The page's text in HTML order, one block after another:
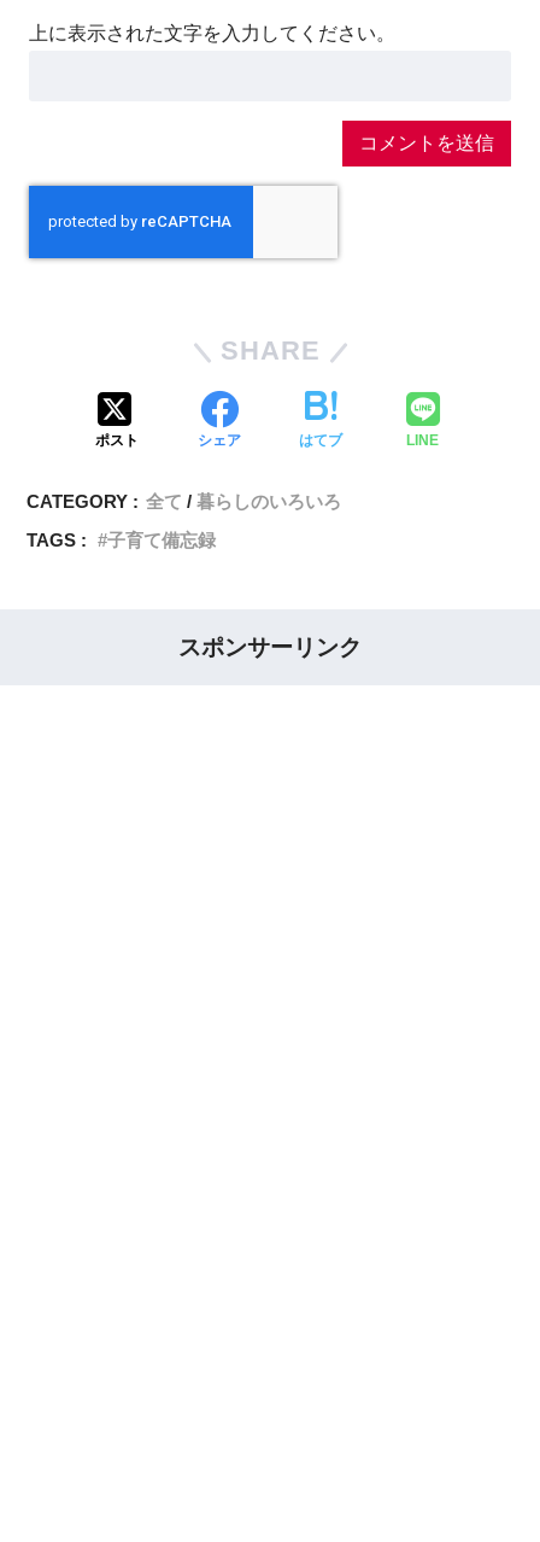
上に表示された文字を入力してください。
SHARE
ポスト シェア はてブ LINE
CATEGORY : 全て
暮らしのいろいろ
TAGS :
子育て備忘録
スポンサーリンク